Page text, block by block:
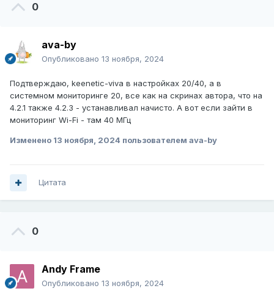
0
ava-by
Опубликовано 13 ноября, 2024
Подтверждаю, keenetic-viva в настройках 20/40, а в
системном мониторинге 20, все как на скринах автора, что на
4.2.1 также 4.2.3 - устанавливал начисто. А вот если зайти в
мониторинг Wi-Fi - там 40 МГц
Изменено 13 ноября, 2024 пользователем ava-by
Цитата
0
Andy Frame
Опубликовано 13 ноября, 2024